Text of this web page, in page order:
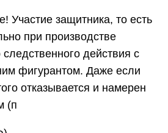
Участие защитника, то есть
при производстве
действия с
фигурантом. Даже если
отказывается и намерен
(п